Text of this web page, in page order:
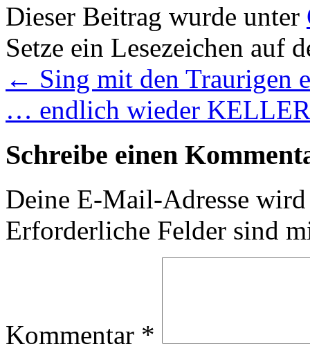
Dieser Beitrag wurde unter
Setze ein Lesezeichen auf
← Sing mit den Traurigen
… endlich wieder
Schreibe einen
Deine E-Mail-Adresse
Erforderliche Felder sind
Kommentar *